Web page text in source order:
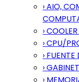
› AIO,
›
› CPU/
›
›
›